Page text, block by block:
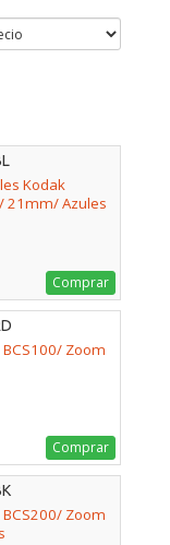
Kodak
21mm/ Azules
Comprar
Zoom
Comprar
Zoom